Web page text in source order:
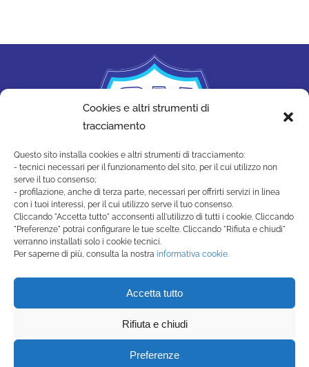
Cookies e altri strumenti di
tracciamento
Questo sito installa cookies e altri strumenti di tracciamento:
- tecnici necessari per il funzionamento del sito, per il cui utilizzo non
serve il tuo consenso;
- profilazione, anche di terza parte, necessari per offrirti servizi in linea
con i tuoi interessi, per il cui utilizzo serve il tuo consenso.
Cliccando "Accetta tutto" acconsenti all'utilizzo di tutti i cookie. Cliccando
"Preferenze" potrai configurare le tue scelte. Cliccando "Rifiuta e chiudi"
verranno installati solo i cookie tecnici.
Per saperne di più, consulta la nostra informativa cookie.
Accetta tutto
Rifiuta e chiudi
Preferenze
SAN MARINO ACADEMY
Strada di Montecchio, 17 47890
(+378) 0549 990515 -
segreteria@sanmarinoacademy.sm
Privacy Policy- Cookie Policy